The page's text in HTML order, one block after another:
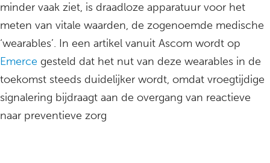
minder vaak ziet, is draadloze apparatuur voor het
meten van vitale waarden, de zogenoemde medische
‘wearables’. In een artikel vanuit Ascom wordt op
Emerce gesteld dat het nut van deze wearables in de
toekomst steeds duidelijker wordt, omdat vroegtijdige
signalering bijdraagt aan de overgang van reactieve
naar preventieve zorg